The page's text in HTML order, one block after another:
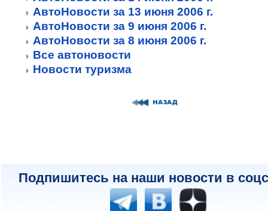
АвтоНовости за 13 июня 2006 г.
АвтоНовости за 9 июня 2006 г.
АвтоНовости за 8 июня 2006 г.
Все автоновости
Новости туризма
Подпишитесь на наши новости в